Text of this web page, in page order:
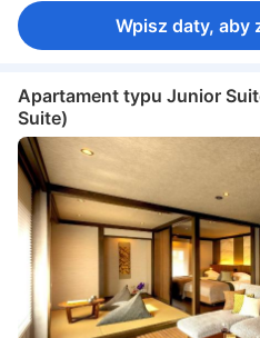
Wpisz daty, aby
Apartament typu Junior
Suite)